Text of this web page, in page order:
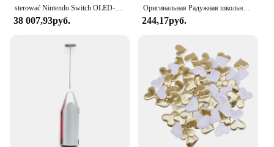
sterować Nintendo Switch OLED-модель, белый набор, 7-дюймовый цветной экран, ручка Joy Con, улучшенная аудиорегулируема консоль, стабильный режим телевизора
38 007,93руб.
Оригинальная Радужная школьная кукла, можно выбрать обувь, каблук, сапоги, игрушки для девочек «сделай сам»
244,17руб.